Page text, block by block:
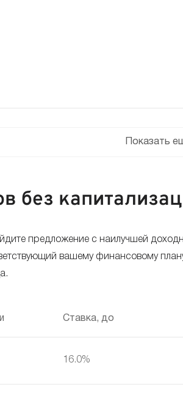
Показать
без
предложение с наилучшей
вашему финансовому
Ставка, до
16.0%